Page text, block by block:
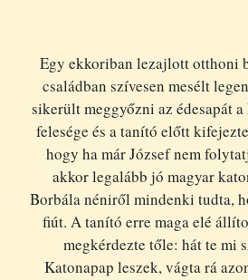
Egy ekkoriban lezajlott otthoni
családban szívesen mesélt
sikerült meggyőzni az édesapát
felesége és a tanító előtt
hogy ha már József nem
akkor legalább jó magyar
Borbála néniről mindenki tudta,
fiút. A tanító erre maga elé
megkérdezte tőle: hát te mi
Katonapap leszek, vágta rá